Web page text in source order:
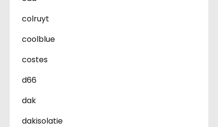
colruyt
coolblue
costes
d66
dak
dakisolatie